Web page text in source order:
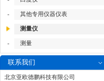
- 其他专用仪器仪表
测量仪
- 测量
联系我们
北京亚欧德鹏科技有限公司